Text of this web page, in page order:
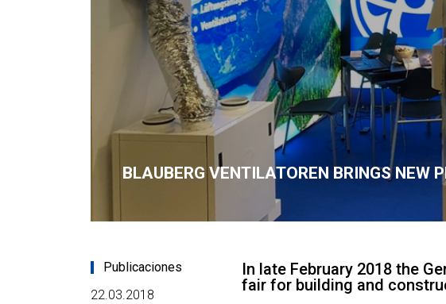
BLAUBERG VENTILATOREN BRINGS NEW
Publicaciones
22.03.2018
In late February 2018 the
fair for building and